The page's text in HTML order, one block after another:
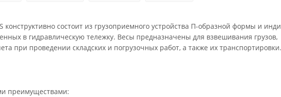
конструктивно состоит из грузоприемного устройства П-образной формы и
в гидравлическую тележку. Весы предназначены для взвешивания грузов,
при проведении складских и погрузочных работ, а также их транспортировки.
преимуществами: